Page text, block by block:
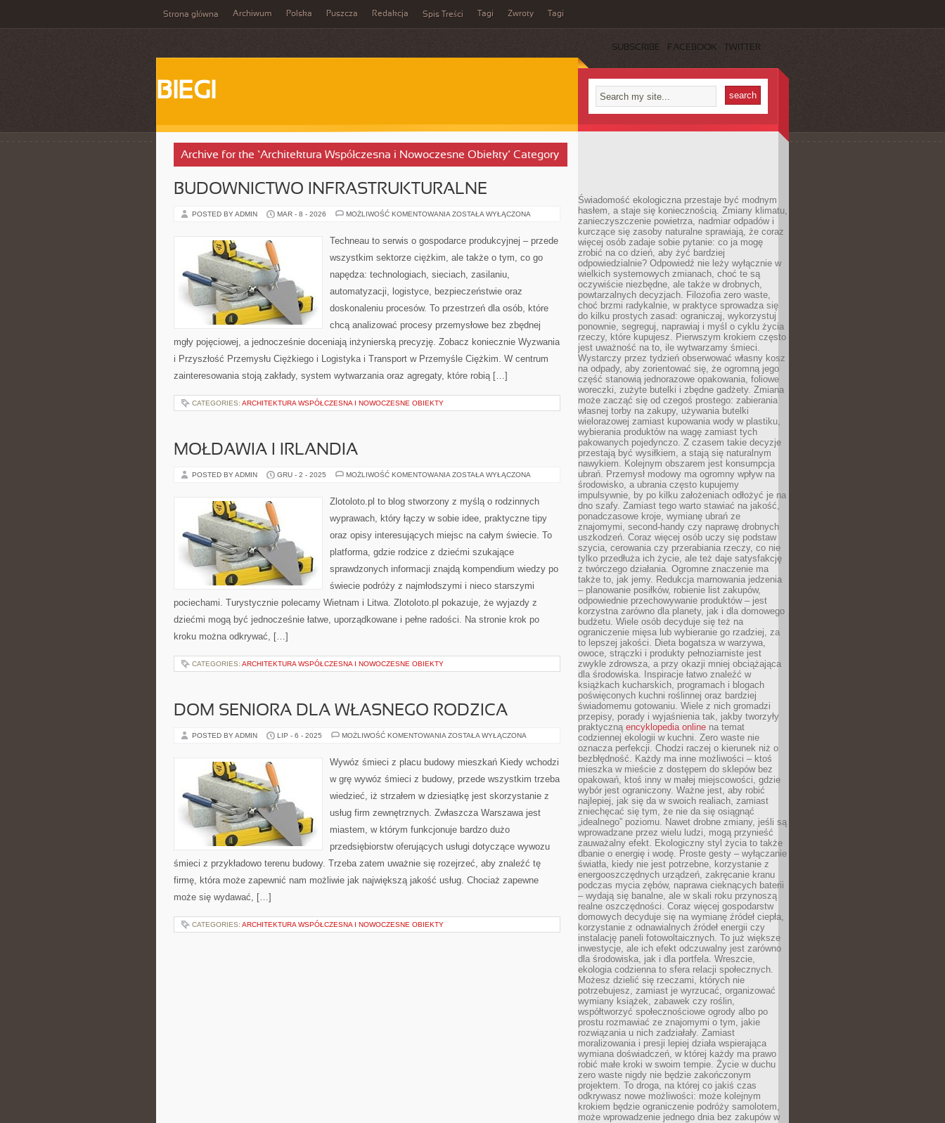
Strona główna Archiwum Polska Puszcza Redakcja Spis Treści Tagi Zwroty Tagi
SUBSCRIBE FACEBOOK TWITTER
BIEGI
Archive for the ‘Architektura Współczesna i Nowoczesne Obiekty’ Category
BUDOWNICTWO INFRASTRUKTURALNE
POSTED BY ADMIN MAR - 8 - 2026 MOŻLIWOŚĆ KOMENTOWANIA BUDOWNICTWO
ZOSTAŁA WYŁĄCZONA
Techneau to serwis o gospodarce produkcyjnej – przede
wszystkim sektorze ciężkim, ale także o tym, co go
napędza: technologiach, sieciach, zasilaniu,
automatyzacji, logistyce, bezpieczeństwie oraz
doskonaleniu procesów. To przestrzeń dla osób, które
chcą analizować procesy przemysłowe bez zbędnej
mgły pojęciowej, a jednocześnie doceniają inżynierską precyzję. Zobacz koniecznie Wyzwania
i Przyszłość Przemysłu Ciężkiego i Logistyka i Transport w Przemyśle Ciężkim. W centrum
zainteresowania stoją zakłady, system wytwarzania oraz agregaty, które robią […]
CATEGORIES: ARCHITEKTURA WSPÓŁCZESNA I NOWOCZESNE OBIEKTY
MOŁDAWIA I IRLANDIA
POSTED BY ADMIN GRU - 2 - 2025 MOŻLIWOŚĆ KOMENTOWANIA MOŁDAWIA
ZOSTAŁA WYŁĄCZONA
Zlotoloto.pl to blog stworzony z myślą o rodzinnych
wyprawach, który łączy w sobie idee, praktyczne tipy
oraz opisy interesujących miejsc na całym świecie. To
platforma, gdzie rodzice z dziećmi szukające
sprawdzonych informacji znajdą kompendium wiedzy po
świecie podróży z najmłodszymi i nieco starszymi
pociechami. Turystycznie polecamy Wietnam i Litwa. Zlotoloto.pl pokazuje, że wyjazdy z
dziećmi mogą być jednocześnie łatwe, uporządkowane i pełne radości. Na stronie krok po
kroku można odkrywać, […]
CATEGORIES: ARCHITEKTURA WSPÓŁCZESNA I NOWOCZESNE OBIEKTY
DOM SENIORA DLA WŁASNEGO RODZICA
POSTED BY ADMIN LIP - 6 - 2025 MOŻLIWOŚĆ KOMENTOWANIA DOM
WŁASNEGO
RODZICA
ZOSTAŁA WYŁĄCZONA
Wywóz śmieci z placu budowy mieszkań Kiedy wchodzi
w grę wywóz śmieci z budowy, przede wszystkim trzeba
wiedzieć, iż strzałem w dziesiątkę jest skorzystanie z
usług firm zewnętrznych. Zwłaszcza Warszawa jest
miastem, w którym funkcjonuje bardzo dużo
przedsiębiorstw oferujących usługi dotyczące wywozu
śmieci z przykładowo terenu budowy. Trzeba zatem uważnie się rozejrzeć, aby znaleźć tę
firmę, która może zapewnić nam możliwie jak największą jakość usług. Chociaż zapewne
może się wydawać, […]
CATEGORIES: ARCHITEKTURA WSPÓŁCZESNA I NOWOCZESNE OBIEKTY
Świadomość ekologiczna przestaje być modnym
hasłem, a staje się koniecznością. Zmiany klimatu,
zanieczyszczenie powietrza, nadmiar odpadów i
kurczące się zasoby naturalne sprawiają, że coraz
więcej osób zadaje sobie pytanie: co ja mogę
zrobić na co dzień, aby żyć bardziej
odpowiedzialnie? Odpowiedź nie leży wyłącznie w
wielkich systemowych zmianach, choć te są
oczywiście niezbędne, ale także w drobnych,
powtarzalnych decyzjach. Filozofia zero waste,
choć brzmi radykalnie, w praktyce sprowadza się
do kilku prostych zasad: ograniczaj, wykorzystuj
ponownie, segreguj, naprawiaj i myśl o cyklu życia
rzeczy, które kupujesz. Pierwszym krokiem często
jest uważność na to, ile wytwarzamy śmieci.
Wystarczy przez tydzień obserwować własny kosz
na odpady, aby zorientować się, że ogromną jego
część stanowią jednorazowe opakowania, foliowe
woreczki, zużyte butelki i zbędne gadżety. Zmiana
może zacząć się od czegoś prostego: zabierania
własnej torby na zakupy, używania butelki
wielorazowej zamiast kupowania wody w plastiku,
wybierania produktów na wagę zamiast tych
pakowanych pojedynczo. Z czasem takie decyzje
przestają być wysiłkiem, a stają się naturalnym
nawykiem. Kolejnym obszarem jest konsumpcja
ubrań. Przemysł modowy ma ogromny wpływ na
środowisko, a ubrania często kupujemy
impulsywnie, by po kilku założeniach odłożyć je na
dno szafy. Zamiast tego warto stawiać na jakość,
ponadczasowe kroje, wymianę ubrań ze
znajomymi, second-handy czy naprawę drobnych
uszkodzeń. Coraz więcej osób uczy się podstaw
szycia, cerowania czy przerabiania rzeczy, co nie
tylko przedłuża ich życie, ale też daje satysfakcję
z twórczego działania. Ogromne znaczenie ma
także to, jak jemy. Redukcja marnowania jedzenia
– planowanie posiłków, robienie list zakupów,
odpowiednie przechowywanie produktów – jest
korzystna zarówno dla planety, jak i dla domowego
budżetu. Wiele osób decyduje się też na
ograniczenie mięsa lub wybieranie go rzadziej, za
to lepszej jakości. Dieta bogatsza w warzywa,
owoce, strączki i produkty pełnoziarniste jest
zwykle zdrowsza, a przy okazji mniej obciążająca
dla środowiska. Inspiracje łatwo znaleźć w
książkach kucharskich, programach i blogach
poświęconych kuchni roślinnej oraz bardziej
świadomemu gotowaniu. Wiele z nich gromadzi
przepisy, porady i wyjaśnienia tak, jakby tworzyły
praktyczną encyklopedia online na temat
codziennej ekologii w kuchni. Zero waste nie
oznacza perfekcji. Chodzi raczej o kierunek niż o
bezbłędność. Każdy ma inne możliwości – ktoś
mieszka w mieście z dostępem do sklepów bez
opakowań, ktoś inny w małej miejscowości, gdzie
wybór jest ograniczony. Ważne jest, aby robić
najlepiej, jak się da w swoich realiach, zamiast
zniechęcać się tym, że nie da się osiągnąć
„idealnego” poziomu. Nawet drobne zmiany, jeśli są
wprowadzane przez wielu ludzi, mogą przynieść
zauważalny efekt. Ekologiczny styl życia to także
dbanie o energię i wodę. Proste gesty – wyłączanie
światła, kiedy nie jest potrzebne, korzystanie z
energooszczędnych urządzeń, zakręcanie kranu
podczas mycia zębów, naprawa cieknących baterii
– wydają się banalne, ale w skali roku przynoszą
realne oszczędności. Coraz więcej gospodarstw
domowych decyduje się na wymianę źródeł ciepła,
korzystanie z odnawialnych źródeł energii czy
instalację paneli fotowoltaicznych. To już większe
inwestycje, ale ich efekt odczuwalny jest zarówno
dla środowiska, jak i dla portfela. Wreszcie,
ekologia codzienna to sfera relacji społecznych.
Możesz dzielić się rzeczami, których nie
potrzebujesz, zamiast je wyrzucać, organizować
wymiany książek, zabawek czy roślin,
współtworzyć społecznościowe ogrody albo po
prostu rozmawiać ze znajomymi o tym, jakie
rozwiązania u nich zadziałały. Zamiast
moralizowania i presji lepiej działa wspierająca
wymiana doświadczeń, w której każdy ma prawo
robić małe kroki w swoim tempie. Życie w duchu
zero waste nigdy nie będzie zakończonym
projektem. To droga, na której co jakiś czas
odkrywasz nowe możliwości: może kolejnym
krokiem będzie ograniczenie podróży samolotem,
może wprowadzenie jednego dnia bez zakupów w